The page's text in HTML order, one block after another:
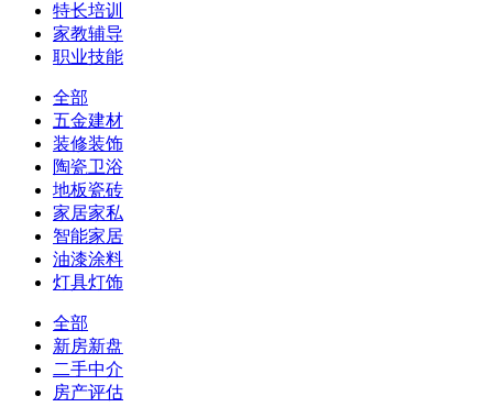
特长培训
家教辅导
职业技能
全部
五金建材
装修装饰
陶瓷卫浴
地板瓷砖
家居家私
智能家居
油漆涂料
灯具灯饰
全部
新房新盘
二手中介
房产评估